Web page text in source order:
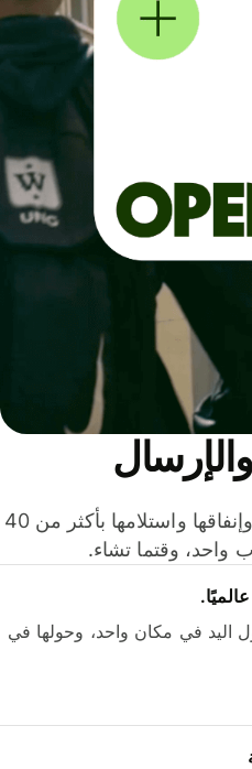
وفّر المال عند إرسال الأموال وإنفاقها واستلامها بأكثر من 40
وقتما تشاء.
في مكان واحد، وحولها في